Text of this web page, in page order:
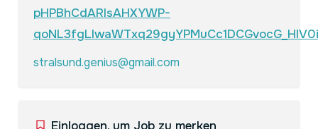
pHPBhCdARIsAHXYWP-
stralsund.genius@gmail.com
Einloggen, um Job zu merken